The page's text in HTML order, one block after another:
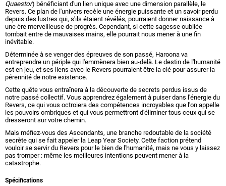
Quaestor) bénéficiant d'un lien unique avec une dimension parallèle, le
Revers. Ce plan de l'univers recèle une énergie puissante et un savoir perdu
depuis des lustres qui, s'ils étaient révélés, pourraient donner naissance à
une ère merveilleuse de progrès. Cependant, si cette sagesse oubliée
tombait entre de mauvaises mains, elle pourrait nous mener à une fin
inévitable.
Déterminée à se venger des épreuves de son passé, Haroona va
entreprendre un périple qui l'emmènera bien au-delà. Le destin de l'humanité
est en jeu, et ses liens avec le Revers pourraient être la clé pour assurer la
pérennité de notre existence.
Cette quête vous entraînera à la découverte de secrets perdus issus de
notre passé collectif. Vous apprendrez également à puiser dans l'énergie du
Revers, ce qui vous octroiera des compétences incroyables que l'on appelle
les pouvoirs ombriques et qui vous permettront d'éliminer tous ceux qui se
dresseront sur votre chemin.
Mais méfiez-vous des Ascendants, une branche redoutable de la société
secrète qui se fait appeler la Leap Year Society. Cette faction prétend
vouloir se servir du Revers pour le bien de l'humanité, mais ne vous y laissez
pas tromper : même les meilleures intentions peuvent mener à la
catastrophe.
Spécifications